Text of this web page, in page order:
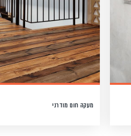
מעקה חום מודרני